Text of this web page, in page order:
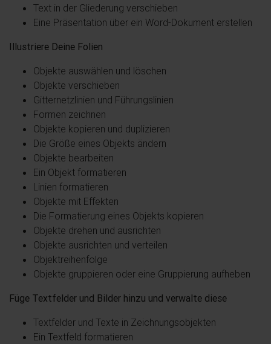
Text in der Gliederung verschieben
Eine Präsentation über ein Word-Dokument erstellen
Illustriere Deine Folien
Objekte auswählen und löschen
Objekte verschieben
Gitternetzlinien und Führungslinien
Formen zeichnen
Objekte kopieren und duplizieren
Die Größe eines Objekts ändern
Objekte bearbeiten
Ein Objekt formatieren
Linien formatieren
Objekte mit Effekten
Die Formatierung eines Objekts kopieren
Objekte drehen und ausrichten
Objekte ausrichten und verteilen
Objektreihenfolge
Objekte gruppieren oder eine Gruppierung aufheben
Füge Textfelder und Bilder hinzu und verwalte diese
Textfelder und Texte in Zeichnungsobjekten
Ein Textfeld formatieren